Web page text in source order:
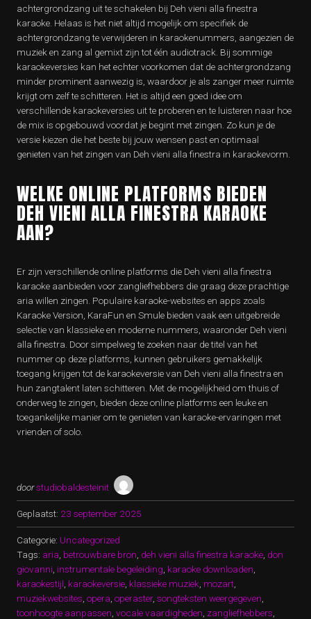
achtergrondzang uit te schakelen bij Deh vieni alla finestra
karaoke. Helaas is het niet altijd mogelijk om specifiek de
achtergrondzang te verwijderen in karaokenummers, aangezien de
muziek en zang al gemixt zijn tot één audiotrack. Bij sommige
karaokeversies kan het echter voorkomen dat de achtergrondzang
minder prominent aanwezig is, waardoor je als zanger meer ruimte
krijgt om zelf te schitteren. Het is altijd een goed idee om
verschillende karaokeversies uit te proberen en te luisteren naar hoe
de mix is opgebouwd voordat je begint met zingen. Zo kun je de
versie kiezen die het beste bij jouw wensen past en optimaal
genieten van het zingen van Deh vieni alla finestra in karaokevorm.
WELKE ONLINE PLATFORMS BIEDEN
DEH VIENI ALLA FINESTRA KARAOKE
AAN?
Er zijn verschillende online platforms die Deh vieni alla finestra
karaoke aanbieden voor zangliefhebbers die graag deze prachtige
aria willen zingen. Populaire karaoke-websites en apps zoals
Karaoke Version, KaraFun en Smule bieden vaak een uitgebreide
selectie van klassieke en moderne nummers, waaronder Deh vieni
alla finestra. Door simpelweg te zoeken naar de titel van het
nummer op deze platforms, kunnen gebruikers gemakkelijk
toegang krijgen tot de karaokeversie van Deh vieni alla finestra en
hun zangtalent laten schitteren. Met de mogelijkheid om thuis of
onderweg te zingen, bieden deze online platforms een leuke en
toegankelijke manier om te genieten van karaoke-ervaringen met
vrienden of solo.
doorstudiobaldesteinit
Geplaatst: 23 september 2025
Categorie: Uncategorized
Tags: aria betrouwbare bron deh vieni alla finestra karaoke don
giovanni instrumentale begeleiding karaoke downloaden
karaokestijl karaokeversie klassieke muziek mozart
muziekwebsites opera operaster, songteksten weergegeven
toonhoogte aanpassen vocale vaardigheden zangliefhebbers